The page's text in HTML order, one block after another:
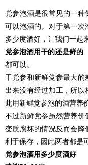
党参泡酒是很常见的一
可以泡酒的。对于第一次
多少度酒好，让我们一起
党参泡酒用干的还是鲜的
都可以。
干党参和新鲜党参最大
出来没有经过加工，所以
此用新鲜党参泡的酒营养
不过新鲜党参虽然营养
变质腐坏的情况反而会降
利于保存，因此两者都是
党参泡酒用多少度酒好